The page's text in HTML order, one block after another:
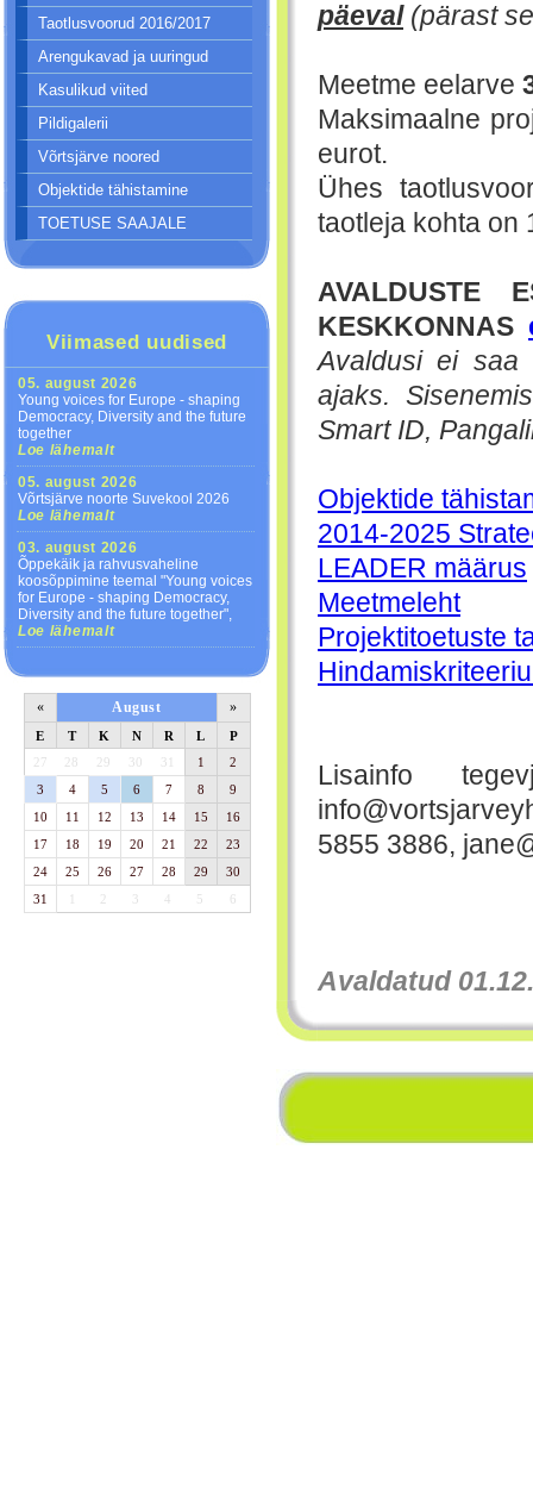
Taotlusvoorud 2016/2017
Arengukavad ja uuringud
Kasulikud viited
Pildigalerii
Võrtsjärve noored
Objektide tähistamine
TOETUSE SAAJALE
Viimased uudised
05. august 2026
Young voices for Europe - shaping
Democracy, Diversity and the future
together
Loe lähemalt
05. august 2026
Võrtsjärve noorte Suvekool 2026
Loe lähemalt
03. august 2026
Õppekäik ja rahvusvaheline
koosõppimine teemal "Young voices
for Europe - shaping Democracy,
Diversity and the future together",
Loe lähemalt
« August »
E T K N R L
P
27
28 29 30 31 1
2
3
4 5 6 7 8
9
10
11 12 13 14 15
16
17
18 19 20 21 22
23
24
25 26 27 28 29
30
31
1 3 4 5 6
päeval(pärast
Meetme eelarve
Maksimaalne
eurot.
Ühes
taotleja kohta on
AVALDUSTE
KESKKONNAS
Avaldusi ei saa
ajaks.
Smart ID,
Objektide
2014-2025
LEADER määrus
Meetmeleht
Projektitoetuste
Lisainfo
5855 3886,
Avaldatud